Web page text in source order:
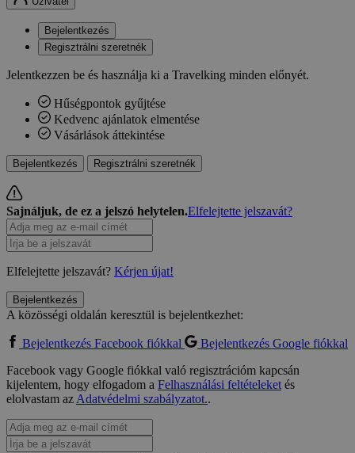
Bejelentkezés
Regisztrálni szeretnék
Jelentkezzen be és használja ki a Travelking minden előnyét.
Hűségpontok gyűjtése
Kedvenc ajánlatok elmentése
Vásárlások áttekintése
Bejelentkezés Regisztrálni szeretnék
Sajnáljuk, de ez a jelszó helytelen.Elfelejtette jelszavát?
Elfelejtette jelszavát? Kérjen újat!
Bejelentkezés
A közösségi oldalán keresztül is bejelentkezhet:
Bejelentkezés Facebook fiókkal
Bejelentkezés Google fiókkal
Facebook vagy Google fiókkal való regisztrációm kapcsán
kijelentem, hogy elfogadom a Felhasználási feltételeketés
elolvastam azAdatvédelmi szabályzatot..